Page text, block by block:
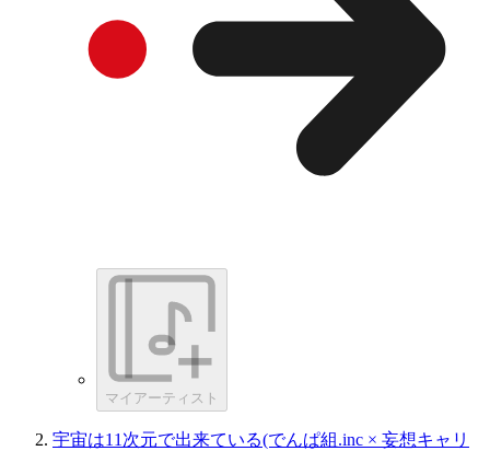
マイアーティスト
宇宙は11次元で出来ている(でんぱ組.inc × 妄想キャリ